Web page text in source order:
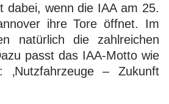
dabei, wenn die IAA am 25.
ihre Tore öffnet. Im
natürlich die zahlreichen
passt das IAA-Motto wie
‚Nutzfahrzeuge – Zukunft